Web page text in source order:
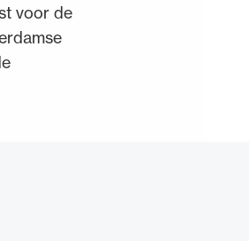
voor de